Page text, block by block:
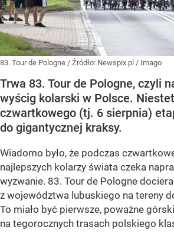
83. Tour de Pologne / Źródło: Newspix.pl / Imago
Trwa 83. Tour de Pologne, czyli
wyścig kolarski w Polsce.
czwartkowego (tj. 6 sierpnia)
do gigantycznej kraksy.
Wiadomo było, że podczas
najlepszych kolarzy świata czeka
wyzwanie. 83. Tour de Pologne
z województwa lubuskiego na tereny
To miało być pierwsze, poważne
na tegorocznych trasach polskiego